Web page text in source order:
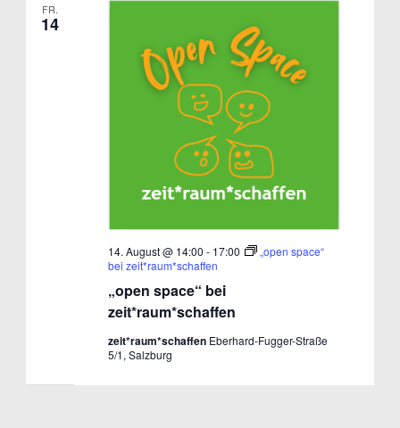
FR.
14
„open space“ bei
zeit*raum*schaffen
14. August @ 14:00 - 17:00
„open space“
bei zeit*raum*schaffen
zeit*raum*schaffen Eberhard-Fugger-Straße
5/1, Salzburg